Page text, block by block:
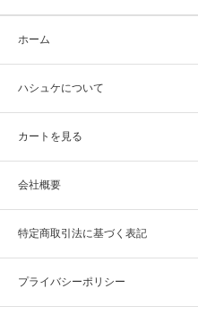
ホーム
ハシュケについて
カートを見る
会社概要
特定商取引法に基づく表記
プライバシーポリシー